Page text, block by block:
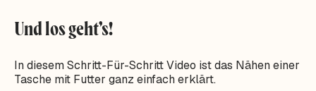
Und los geht’s!
In diesem Schritt-Für-Schritt Video ist das Nähen einer
Tasche mit Futter ganz einfach erklärt.